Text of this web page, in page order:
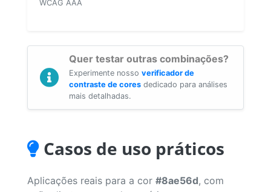
WCAG AAA
Quer testar outras combinações?
Experimente nosso verificador de
contraste de cores dedicado para análises
mais detalhadas.
Casos de uso práticos
Aplicações reais para a cor #8ae56d, com